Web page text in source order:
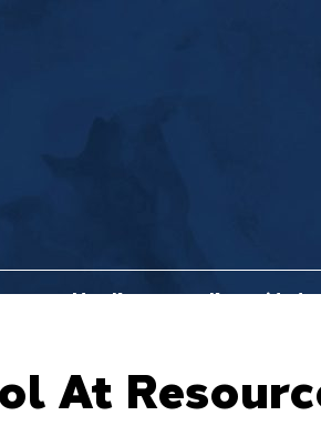
Mga Kasosyo sa Komunidad
At